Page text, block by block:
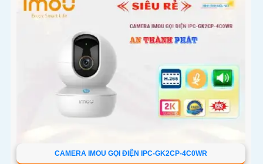
CAMERA IMOU GỌI ĐIỆN IPC-GK2CP-4C0WR